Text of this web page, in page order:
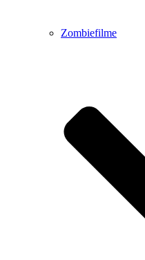
Zombiefilme